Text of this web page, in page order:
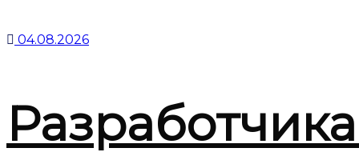
04.08.2026